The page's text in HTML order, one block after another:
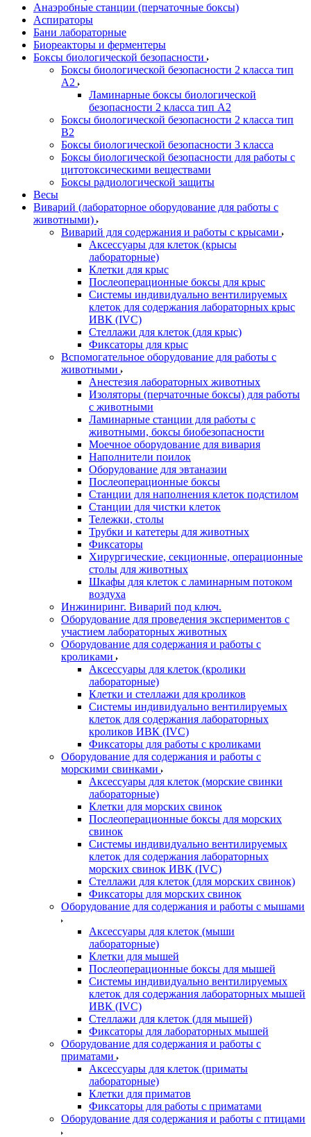
Анаэробные станции (перчаточные боксы)
Аспираторы
Бани лабораторные
Биореакторы и ферментеры
Боксы биологической безопасности
Боксы биологической безопасности 2 класса тип
A2
Ламинарные боксы биологической
безопасности 2 класса тип A2
Боксы биологической безопасности 2 класса тип
B2
Боксы биологической безопасности 3 класса
Боксы биологической безопасности для работы с
цитотоксическими веществами
Боксы радиологической защиты
Весы
Виварий (лабораторное оборудование для работы с
животными)
Виварий для содержания и работы с крысами
Аксессуары для клеток (крысы
лабораторные)
Клетки для крыс
Послеоперационные боксы для крыс
Системы индивидуально вентилируемых
клеток для содержания лабораторных крыс
ИВК (IVC)
Стеллажи для клеток (для крыс)
Фиксаторы для крыс
Вспомогательное оборудование для работы с
животными
Анестезия лабораторных животных
Изоляторы (перчаточные боксы) для работы
с животными
Ламинарные станции для работы с
животными, боксы биобезопасности
Моечное оборудование для вивария
Наполнители поилок
Оборудование для эвтаназии
Послеоперационные боксы
Станции для наполнения клеток подстилом
Станции для чистки клеток
Тележки, столы
Трубки и катетеры для животных
Фиксаторы
Хирургические, секционные, операционные
столы для животных
Шкафы для клеток с ламинарным потоком
воздуха
Инжиниринг. Виварий под ключ.
Оборудование для проведения экспериментов с
участием лабораторных животных
Оборудование для содержания и работы с
кроликами
Аксессуары для клеток (кролики
лабораторные)
Клетки и стеллажи для кроликов
Системы индивидуально вентилируемых
клеток для содержания лабораторных
кроликов ИВК (IVC)
Фиксаторы для работы с кроликами
Оборудование для содержания и работы с
морскими свинками
Аксессуары для клеток (морские свинки
лабораторные)
Клетки для морских свинок
Послеоперационные боксы для морских
свинок
Системы индивидуально вентилируемых
клеток для содержания лабораторных
морских свинок ИВК (IVC)
Стеллажи для клеток (для морских свинок)
Фиксаторы для морских свинок
Оборудование для содержания и работы с мышами
Аксессуары для клеток (мыши
лабораторные)
Клетки для мышей
Послеоперационные боксы для мышей
Системы индивидуально вентилируемых
клеток для содержания лабораторных мышей
ИВК (IVC)
Стеллажи для клеток (для мышей)
Фиксаторы для лабораторных мышей
Оборудование для содержания и работы с
приматами
Аксессуары для клеток (приматы
лабораторные)
Клетки для приматов
Фиксаторы для работы с приматами
Оборудование для содержания и работы с птицами